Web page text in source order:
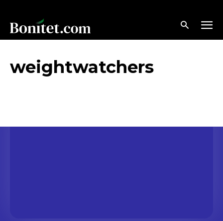
weightwatchers